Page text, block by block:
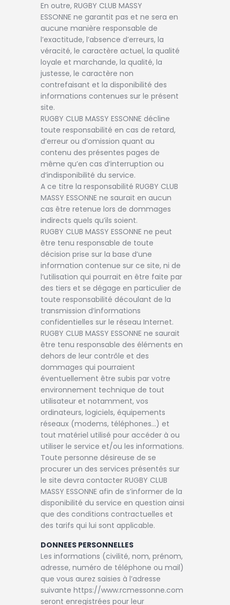
En outre, RUGBY CLUB MASSY
ESSONNE ne garantit pas et ne sera en
aucune manière responsable de
l’exactitude, l’absence d’erreurs, la
véracité, le caractère actuel, la qualité
loyale et marchande, la qualité, la
justesse, le caractère non
contrefaisant et la disponibilité des
informations contenues sur le présent
site.
RUGBY CLUB MASSY ESSONNE décline
toute responsabilité en cas de retard,
d’erreur ou d’omission quant au
contenu des présentes pages de
même qu’en cas d’interruption ou
d’indisponibilité du service.
A ce titre la responsabilité RUGBY CLUB
MASSY ESSONNE ne saurait en aucun
cas être retenue lors de dommages
indirects quels qu’ils soient.
RUGBY CLUB MASSY ESSONNE ne peut
être tenu responsable de toute
décision prise sur la base d’une
information contenue sur ce site, ni de
l’utilisation qui pourrait en être faite par
des tiers et se dégage en particulier de
toute responsabilité découlant de la
transmission d’informations
confidentielles sur le réseau Internet.
RUGBY CLUB MASSY ESSONNE ne saurait
être tenu responsable des éléments en
dehors de leur contrôle et des
dommages qui pourraient
éventuellement être subis par votre
environnement technique de tout
utilisateur et notamment, vos
ordinateurs, logiciels, équipements
réseaux (modems, téléphones…) et
tout matériel utilisé pour accéder à ou
utiliser le service et/ou les informations.
Toute personne désireuse de se
procurer un des services présentés sur
le site devra contacter RUGBY CLUB
MASSY ESSONNE afin de s’informer de la
disponibilité du service en question ainsi
que des conditions contractuelles et
des tarifs qui lui sont applicable.
DONNEES PERSONNELLES
Les informations (civilité, nom, prénom,
adresse, numéro de téléphone ou mail)
que vous aurez saisies à l’adresse
suivante https://www.rcmessonne.com
seront enregistrées pour leur